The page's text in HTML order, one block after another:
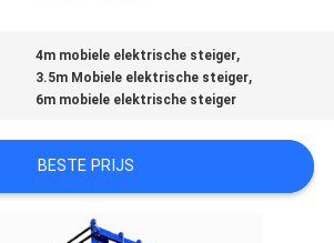
4m mobiele elektrische steiger,
3.5m Mobiele elektrische steiger,
6m mobiele elektrische steiger
BESTE PRIJS